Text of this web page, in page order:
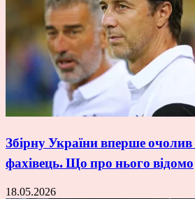
Збірну України вперше
фахівець. Що про нього відомо
18.05.2026